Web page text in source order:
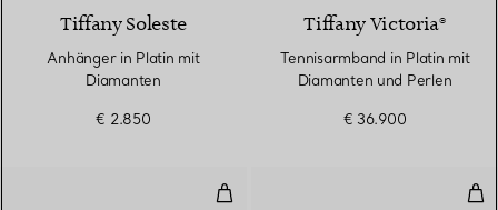
Tiffany Soleste
Anhänger in Platin mit
Diamanten
€ 2.850
Tiffany Victoria®
Tennisarmband in Platin mit
Diamanten und Perlen
€ 36.900
Ohrringe